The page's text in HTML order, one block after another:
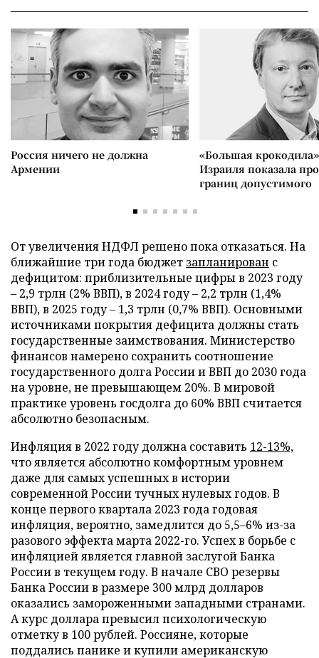
Россия ничего не должна
Армении
«Большая
Израиля показала
границ допустимого
От увеличения НДФЛ решено пока отказаться. На
ближайшие три года бюджет запланирован с
дефицитом: приблизительные цифры в 2023 году
– 2,9 трлн (2% ВВП), в 2024 году – 2,2 трлн (1,4%
ВВП), в 2025 году – 1,3 трлн (0,7% ВВП). Основными
источниками покрытия дефицита должны стать
государственные заимствования. Министерство
финансов намерено сохранить соотношение
государственного долга России и ВВП до 2030 года
на уровне, не превышающем 20%. В мировой
практике уровень госдолга до 60% ВВП считается
абсолютно безопасным.
Инфляция в 2022 году должна составить 12-13%,
что является абсолютно комфортным уровнем
даже для самых успешных в истории
современной России тучных нулевых годов. В
конце первого квартала 2023 года годовая
инфляция, вероятно, замедлится до 5,5–6% из-за
разового эффекта марта 2022-го. Успех в борьбе с
инфляцией является главной заслугой Банка
России в текущем году. В начале СВО резервы
Банка России в размере 300 млрд долларов
оказались замороженными западными странами.
А курс доллара превысил психологическую
отметку в 100 рублей. Россияне, которые
поддались панике и купили американскую